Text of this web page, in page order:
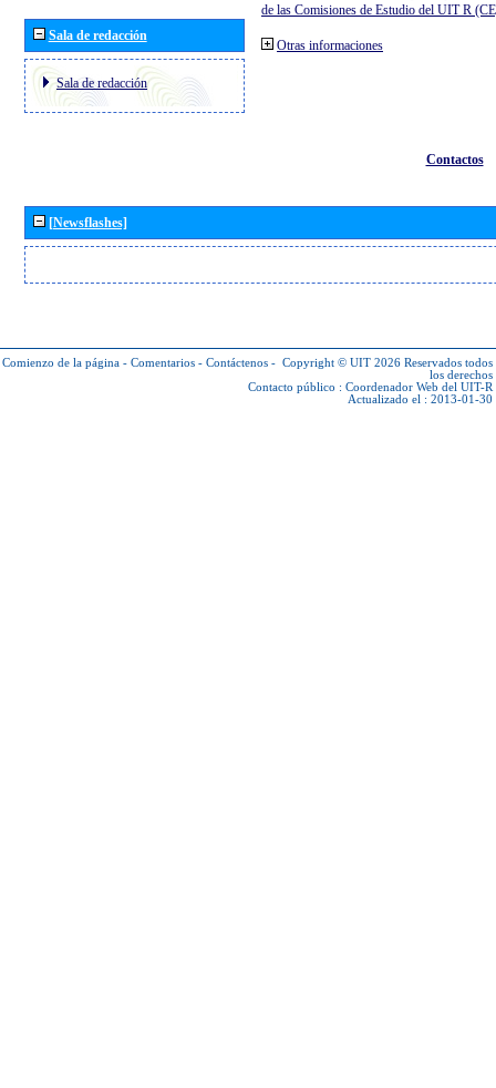
Sala de redacción
Sala de redacción
de las Comisiones de Estudio del UIT R
Otras informaciones
Contactos
[Newsflashes]
Comienzo de la página - Comentarios - Contáctenos - Copyright © UIT 2026 Reservados todos
los derechos
Contacto público : Coordenador Web del UIT-R
Actualizado el : 2013-01-30